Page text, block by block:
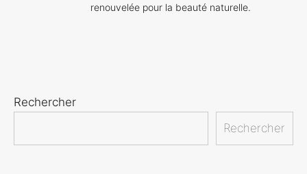
renouvelée pour la beauté naturelle.
Rechercher
Rechercher